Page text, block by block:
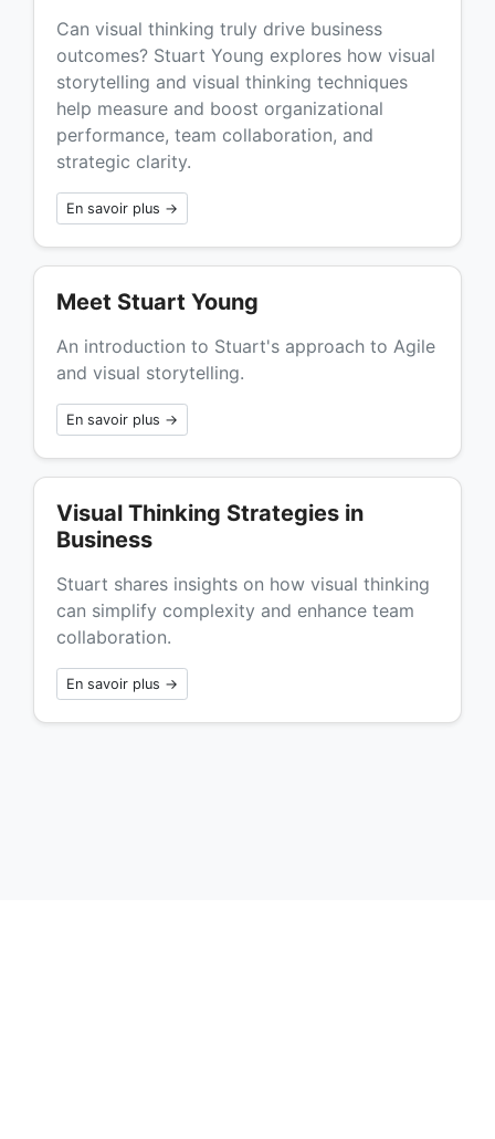
Can visual thinking truly drive business
outcomes? Stuart Young explores how visual
storytelling and visual thinking techniques
help measure and boost organizational
performance, team collaboration, and
strategic clarity.
En savoir plus →
Meet Stuart Young
An introduction to Stuart's approach to Agile
and visual storytelling.
En savoir plus →
Visual Thinking Strategies in
Business
Stuart shares insights on how visual thinking
can simplify complexity and enhance team
collaboration.
En savoir plus →